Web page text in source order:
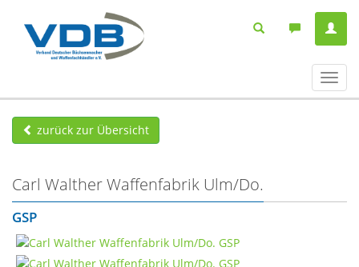
ein-/
zurück zur Übersicht
Carl Walther Waffenfabrik Ulm/Do.
GSP